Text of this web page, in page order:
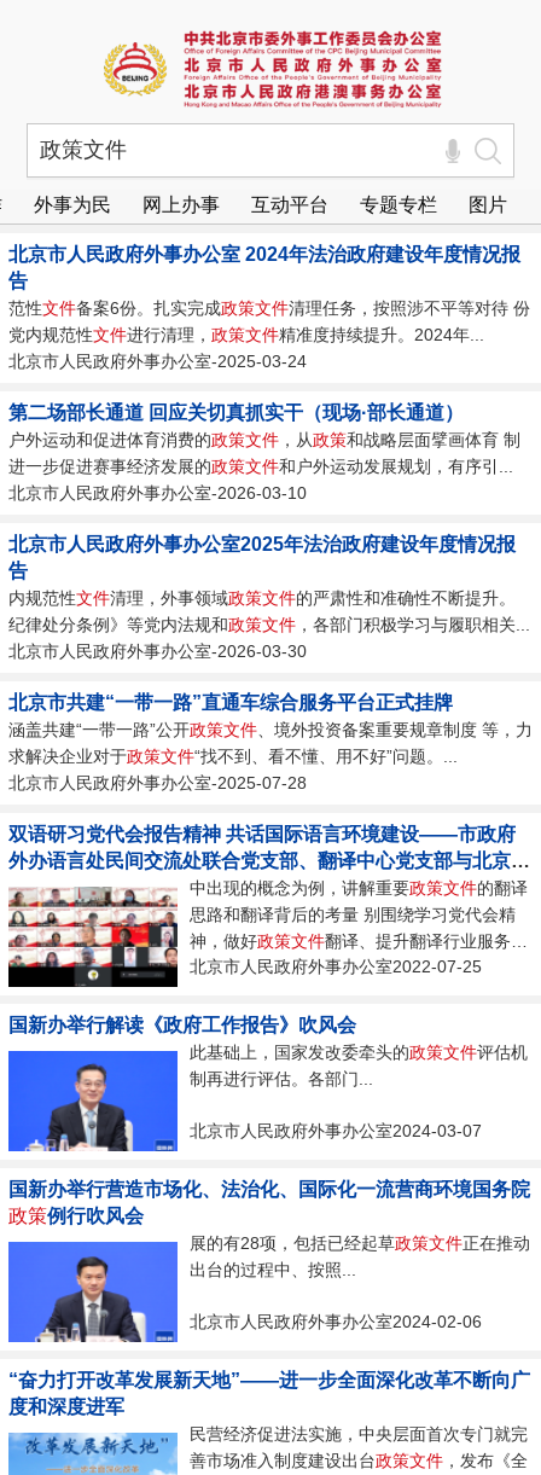
外事为民 网上办事 互动平台 专题专栏 图片
北京市人民政府外事办公室 2024年法治政府建设年度情况报
告
范性文件备案6份。扎实完成政策文件清理任务，按照涉不平等对待 份
党内规范性文件进行清理， 政策文件精准度持续提升。2024年...
北京市人民政府外事办公室-2025-03-24
第二场部长通道 回应关切真抓实干（现场·部长通道）
户外运动和促进体育消费的政策文件 ，从政策和战略层面擘画体育 制
进一步促进赛事经济发展的政策文件和户外运动发展规划，有序引...
北京市人民政府外事办公室-2026-03-10
北京市人民政府外事办公室2025年法治政府建设年度情况报
告
内规范性文件清理，外事领域政策文件的严肃性和准确性不断提升。
纪律处分条例》等党内法规和政策文件 ，各部门积极学习与履职相关...
北京市人民政府外事办公室-2026-03-30
北京市共建“一带一路”直通车综合服务平台正式挂牌
涵盖共建“一带一路”公开政策文件 、境外投资备案重要规章制度 等，力
求解决企业对于政策文件“找不到、看不懂、用不好”问题。...
北京市人民政府外事办公室-2025-07-28
双语研习党代会报告精神 共话国际语言环境建设——市政府
外办语言处民间交流处联合党支部、翻译中心党支部与北京市
翻译协会联合开展主题党日活动中出现的概念为例，讲解重要政策文件的翻译
思路和翻译背后的考量 别围绕学习党代会精
神，做好政策文件翻译、提升翻译行业服务水
平...
北京市人民政府外事办公室2022-07-25
国新办举行解读《政府工作报告》吹风会
此基础上，国家发改委牵头的政策文件评估机
制再进行评估。各部门...
北京市人民政府外事办公室2024-03-07
国新办举行营造市场化、法治化、国际化一流营商环境国务院
政策例行吹风会
展的有28项，包括已经起草政策文件正在推动
出台的过程中、按照...
北京市人民政府外事办公室2024-02-06
“奋力打开改革发展新天地”——进一步全面深化改革不断向广
度和深度进军
民营经济促进法实施，中央层面首次专门就完
善市场准入制度建设出台政策文件 ，发布《全